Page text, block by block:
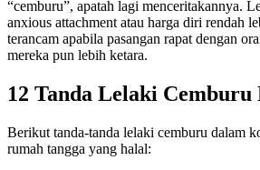
“cemburu”, apatah lagi menceritakannya.
anxious attachment atau harga diri rendah
terancam apabila pasangan rapat dengan
mereka pun lebih ketara.
12 Tanda Lelaki Cemburu
Berikut tanda-tanda lelaki cemburu dalam
rumah tangga yang halal: